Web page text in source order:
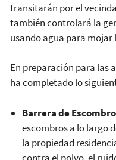
transitarán por el
también controlará la
usando agua para mojar
En preparación para las
ha completado lo
Barrera de
escombros a lo largo
la propiedad